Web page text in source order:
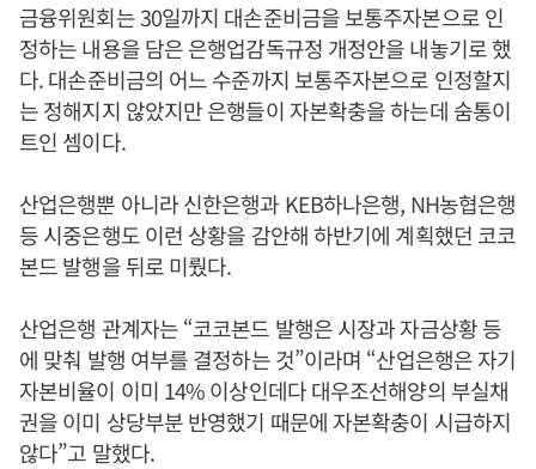
금융위원회는 30일까지 대손준비금을 보통주자본으로 인
정하는 내용을 담은 은행업감독규정 개정안을 내놓기로 했
다. 대손준비금의 어느 수준까지 보통주자본으로 인정할지
는 정해지지 않았지만 은행들이 자본확충을 하는데 숨통이
트인 셈이다.
산업은행뿐 아니라 신한은행과 KEB하나은행, NH농협은행
등 시중은행도 이런 상황을 감안해 하반기에 계획했던 코코
본드 발행을 뒤로 미뤘다.
산업은행 관계자는 “코코본드 발행은 시장과 자금상황 등
에 맞춰 발행 여부를 결정하는 것”이라며 “산업은행은 자기
자본비율이 이미 14% 이상인데다 대우조선해양의 부실채
권을 이미 상당부분 반영했기 때문에 자본확충이 시급하지
않다”고 말했다.